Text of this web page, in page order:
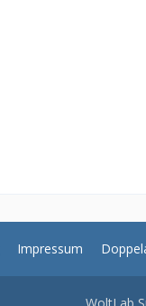
Impressum